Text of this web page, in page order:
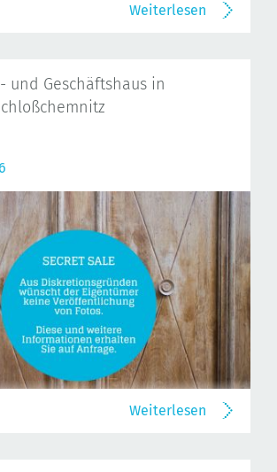
Weiterlesen
und Geschäftshaus in
Weiterlesen